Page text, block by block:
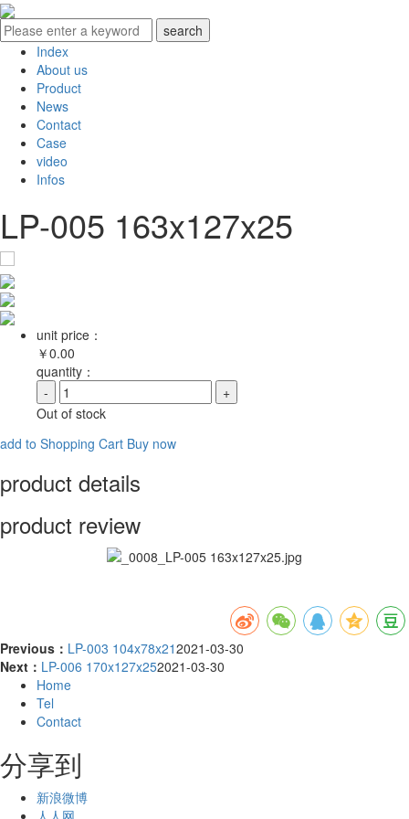
Index
About us
Product
News
Contact
Case
video
Infos
LP-005 163x127x25
unit price：
￥0.00
quantity：
-
+
Out of stock
add to Shopping Cart Buy now
product details
product review
Previous： LP-003 104x78x212021-03-30
Next： LP-006 170x127x252021-03-30
Home
Tel
Contact
分享到
新浪微博
人人网